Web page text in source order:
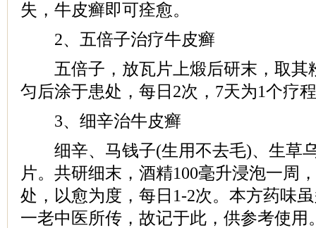
失，牛皮癣即可痊愈。
2、五倍子治疗牛皮癣
五倍子，放瓦片上煅后研末，取其
匀后涂于患处，每日2次，7天为1个疗
3、细辛治牛皮癣
细辛、马钱子(生用不去毛)、生草
片。共研细末，酒精100毫升浸泡一周
处，以愈为度，每日1-2次。本方药味
一老中医所传，故记于此，供参考使用